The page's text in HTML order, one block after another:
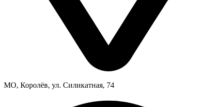
МО, Королёв, ул. Силикатная, 74